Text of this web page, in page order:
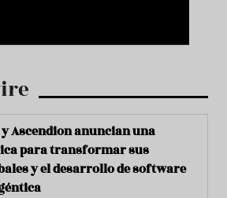
Ascendion anuncian una
para transformar sus
y el desarrollo de software